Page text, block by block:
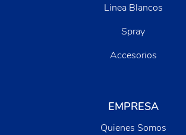
Linea Blancos
Spray
Accesorios
EMPRESA
Quienes Somos